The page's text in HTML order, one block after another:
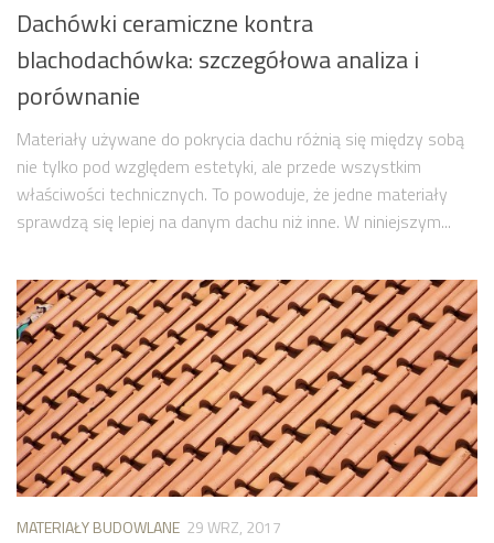
Dachówki ceramiczne kontra
blachodachówka: szczegółowa analiza i
porównanie
Materiały używane do pokrycia dachu różnią się między sobą
nie tylko pod względem estetyki, ale przede wszystkim
właściwości technicznych. To powoduje, że jedne materiały
sprawdzą się lepiej na danym dachu niż inne. W niniejszym...
MATERIAŁY BUDOWLANE 29 WRZ, 2017